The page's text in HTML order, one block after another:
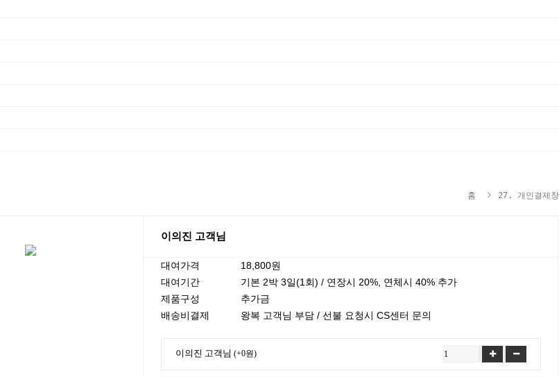
홈
27. 개인결제창
이의진 고객님
대여가격
18,800원
대여기간
기본 2박 3일(1회) / 연장시 20%, 연체시 40% 추가
제품구성
추가금
배송비결제
왕복 고객님 부담 / 선불 요청시 CS센터 문의
이의진 고객님 (+0원)